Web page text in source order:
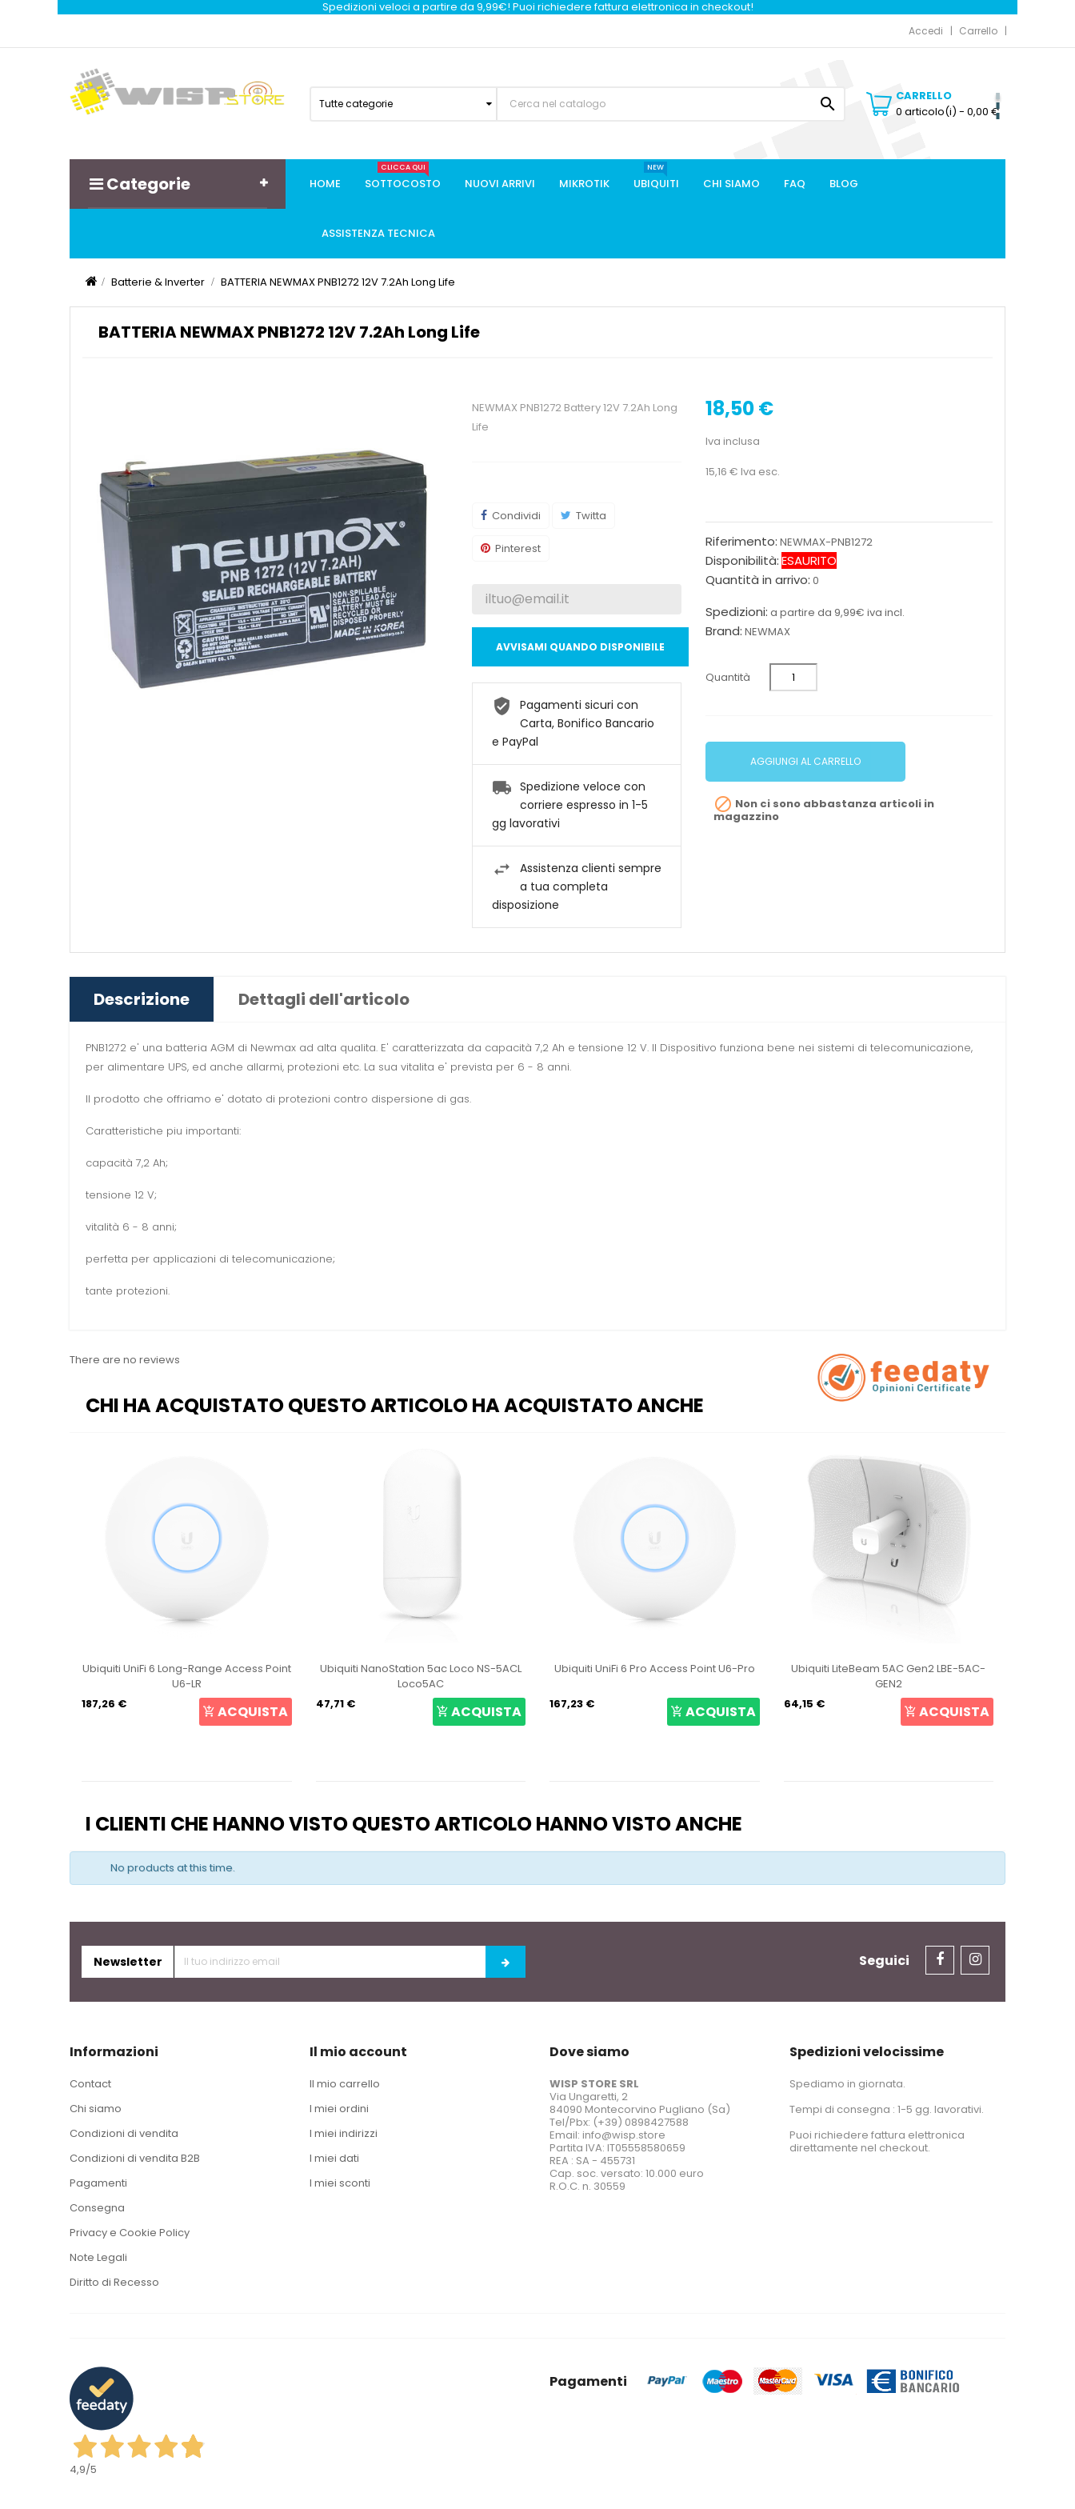
Spedizioni veloci a partire da 9,99€! Puoi richiedere fattura elettronica in checkout!
Accedi Carrello
Tutte categorie 
CARRELLO
0 articolo(i) - 0,00 €
Categorie HOME SOTTOCOSTO
CLICCA QUI
NUOVI ARRIVI MIKROTIK UBIQUITI
NEW
CHI SIAMO FAQ BLOG
ASSISTENZA TECNICA
Batterie & Inverter BATTERIA NEWMAX PNB1272 12V 7.2Ah Long Life
BATTERIA NEWMAX PNB1272 12V 7.2Ah Long Life
18,50 €
Iva inclusa
15,16 € Iva esc.
Riferimento: NEWMAX-PNB1272
Disponibilità:ESAURITO
Quantità in arrivo: 0
Spedizioni: a partire da 9,99€ iva incl.
Brand: NEWMAX
Quantità
AGGIUNGI AL CARRELLO
 Non ci sono abbastanza articoli in
magazzino
NEWMAX PNB1272 Battery 12V 7.2Ah Long
Life
Condividi Twitta
Pinterest
AVVISAMI QUANDO DISPONIBILE
Pagamenti sicuri con
Carta, Bonifico Bancario
e PayPal
Spedizione veloce con
corriere espresso in 1-5
gg lavorativi
Assistenza clienti sempre
a tua completa
disposizione
Descrizione Dettagli dell'articolo
PNB1272 e' una batteria AGM di Newmax ad alta qualita. E' caratterizzata da capacità 7,2 Ah e tensione 12 V. Il Dispositivo funziona bene nei sistemi di telecomunicazione,
per alimentare UPS, ed anche allarmi, protezioni etc. La sua vitalita e' prevista per 6 - 8 anni.
Il prodotto che offriamo e' dotato di protezioni contro dispersione di gas.
Caratteristiche piu importanti:
capacità 7,2 Ah;
tensione 12 V;
vitalità 6 - 8 anni;
perfetta per applicazioni di telecomunicazione;
tante protezioni.
There are no reviews
CHI HA ACQUISTATO QUESTO ARTICOLO HA ACQUISTATO ANCHE
Ubiquiti UniFi 6 Long-Range Access Point
U6-LR
187,26 €
ACQUISTA
Ubiquiti NanoStation 5ac Loco NS-5ACL
Loco5AC
47,71 €
ACQUISTA
Ubiquiti UniFi 6 Pro Access Point U6-Pro
167,23 € ACQUISTA
Ubiquiti LiteBeam 5AC Gen2 LBE-5AC-
GEN2
64,15 €
ACQUISTA
I CLIENTI CHE HANNO VISTO QUESTO ARTICOLO HANNO VISTO ANCHE
No products at this time.
Newsletter Seguici
Informazioni
Contact
Chi siamo
Condizioni di vendita
Condizioni di vendita B2B
Pagamenti
Consegna
Privacy e Cookie Policy
Note Legali
Diritto di Recesso
Il mio account
Il mio carrello
I miei ordini
I miei indirizzi
I miei dati
I miei sconti
Dove siamo
WISP STORE SRL
Via Ungaretti, 2
84090 Montecorvino Pugliano (Sa)
Tel/Pbx: (+39) 0898427588
Email: info@wisp.store
Partita IVA: IT05558580659
REA : SA - 455731
Cap. soc. versato: 10.000 euro
R.O.C. n. 30559
Spedizioni velocissime
Spediamo in giornata.
Tempi di consegna : 1-5 gg. lavorativi.
Puoi richiedere fattura elettronica
direttamente nel checkout.
4,9/5
Pagamenti